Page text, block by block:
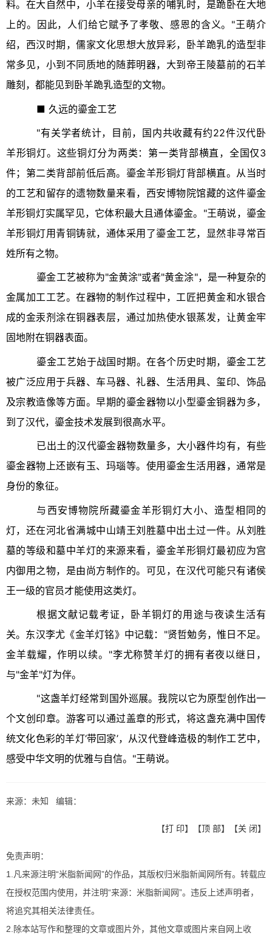
料。在大自然中，小羊在接受母亲的哺乳时，是跪卧在大地
上的。因此，人们给它赋予了孝敬、感恩的含义。"王萌介
绍，西汉时期，儒家文化思想大放异彩，卧羊跪乳的造型非
常多见，小到不同质地的随葬明器，大到帝王陵墓前的石羊
雕刻，都能见到卧羊跪乳造型的文物。
■ 久远的鎏金工艺
"有关学者统计，目前，国内共收藏有约22件汉代卧
羊形铜灯。这些铜灯分为两类：第一类背部横直，全国仅3
件；第二类背部前低后高。鎏金羊形铜灯背部横直。从当时
的工艺和留存的遗物数量来看，西安博物院馆藏的这件鎏金
羊形铜灯实属罕见，它体积最大且通体鎏金。"王萌说，鎏金
羊形铜灯用青铜铸就，通体采用了鎏金工艺，显然非寻常百
姓所有之物。
鎏金工艺被称为"金黄涂"或者"黄金涂"，是一种复杂的
金属加工工艺。在器物的制作过程中，工匠把黄金和水银合
成的金汞剂涂在铜器表层，通过加热使水银蒸发，让黄金牢
固地附在铜器表面。
鎏金工艺始于战国时期。在各个历史时期，鎏金工艺
被广泛应用于兵器、车马器、礼器、生活用具、玺印、饰品
及宗教造像等方面。早期的鎏金器物以小型鎏金铜器为多，
到了汉代，鎏金技术发展到很高水平。
已出土的汉代鎏金器物数量多，大小器件均有，有些
鎏金器物上还嵌有玉、玛瑙等。使用鎏金生活用器，通常是
身份的象征。
与西安博物院所藏鎏金羊形铜灯大小、造型相同的
灯，还在河北省满城中山靖王刘胜墓中出土过一件。从刘胜
墓的等级和墓中羊灯的来源来看，鎏金羊形铜灯最初应为宫
内御用之物，是由尚方制作的。可见，在汉代可能只有诸侯
王一级的官员才能使用这类灯。
根据文献记载考证，卧羊铜灯的用途与夜读生活有
关。东汉李尤《金羊灯铭》中记载："贤哲勉务，惟日不足。
金羊载耀，作明以续。"李尤称赞羊灯的拥有者夜以继日，
与"金羊"灯为伴。
"这盏羊灯经常到国外巡展。我院以它为原型创作出一
个文创印章。游客可以通过盖章的形式，将这盏充满中国传
统文化色彩的羊灯‘带回家’，从汉代登峰造极的制作工艺中，
感受中华文明的优雅与自信。"王萌说。
来源：未知 编辑：
【打 印】【顶 部】【关 闭】
免责声明：
1.凡来源注明“米脂新闻网”的作品，其版权归米脂新闻网所有。转载应
在授权范围内使用，并注明“来源：米脂新闻网”。违反上述声明者，
将追究其相关法律责任。
2.除本站写作和整理的文章或图片外，其他文章或图片来自网上收